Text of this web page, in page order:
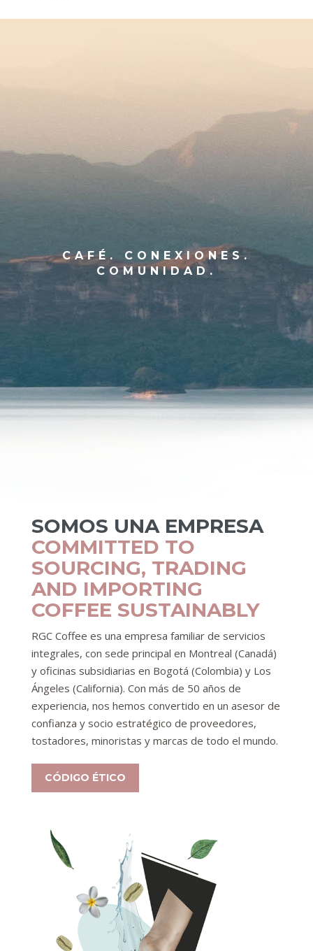
CAFÉ. CONEXIONES.
COMUNIDAD.
SOMOS UNA EMPRESA
COMMITTED TO
SOURCING, TRADING
AND IMPORTING
COFFEE SUSTAINABLY
RGC Coffee es una empresa familiar de servicios
integrales, con sede principal en Montreal (Canadá)
y oficinas subsidiarias en Bogotá (Colombia) y Los
Ángeles (California). Con más de 50 años de
experiencia, nos hemos convertido en un asesor de
confianza y socio estratégico de proveedores,
tostadores, minoristas y marcas de todo el mundo.
CÓDIGO ÉTICO